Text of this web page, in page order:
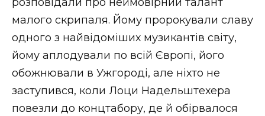
НОВИНИ ЗАХІДНОЇ УКРАЇНИ
ФОТО
малого скрипаля. Йому пророкували славу
одного з найвідоміших музикантів світу,
йому аплодували по всій Європі, його
обожнювали в Ужгороді, але ніхто не
заступився, коли Лоци Надельштехера
повезли до концтабору, де й обірвалося